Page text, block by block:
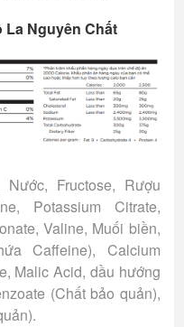
La Nguyên Chất
Nước, Fructose, Rượu
Potassium Citrate,
Valine, Muối biền,
Caffeine), Calcium
Malic Acid, dầu hướng
(Chất bảo quản),